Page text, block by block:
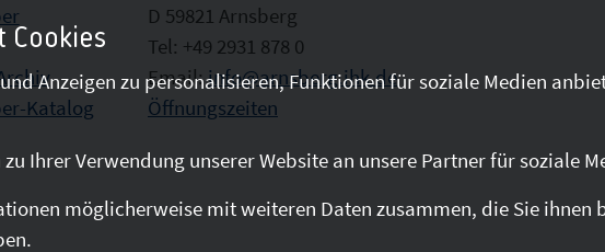
Katalog
D 59821 Arnsberg
Tel: +49 2931 878 0
Email:info@arnsberg.ihk.de
Öffnungszeiten
Cookies
Anzeigen zu personalisieren, Funktionen für soziale Medien
Ihrer Verwendung unserer Website an unsere Partner für soziale
möglicherweise mit weiteren Daten zusammen, die Sie